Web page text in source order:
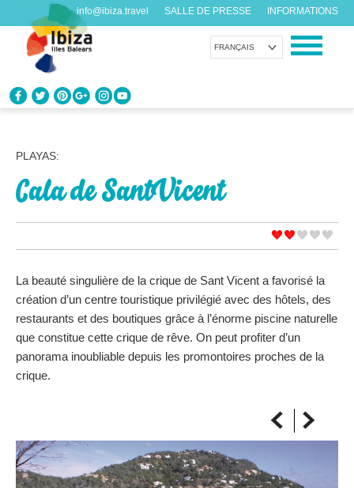
FRANÇAIS
info@ibiza.travel SALLE DE PRESSE INFORMATIONS
PROFITEZ D’IBIZA
AGENDA
ORGANISER VOTRE VOYAGE
SUR LA CARTE
PLAYAS:
Cala de Sant Vicent
La beauté singulière de la crique de Sant Vicent a favorisé la
création d’un centre touristique privilégié avec des hôtels, des
restaurants et des boutiques grâce à l’énorme piscine naturelle
que constitue cette crique de rêve. On peut profiter d’un
panorama inoubliable depuis les promontoires proches de la
crique.